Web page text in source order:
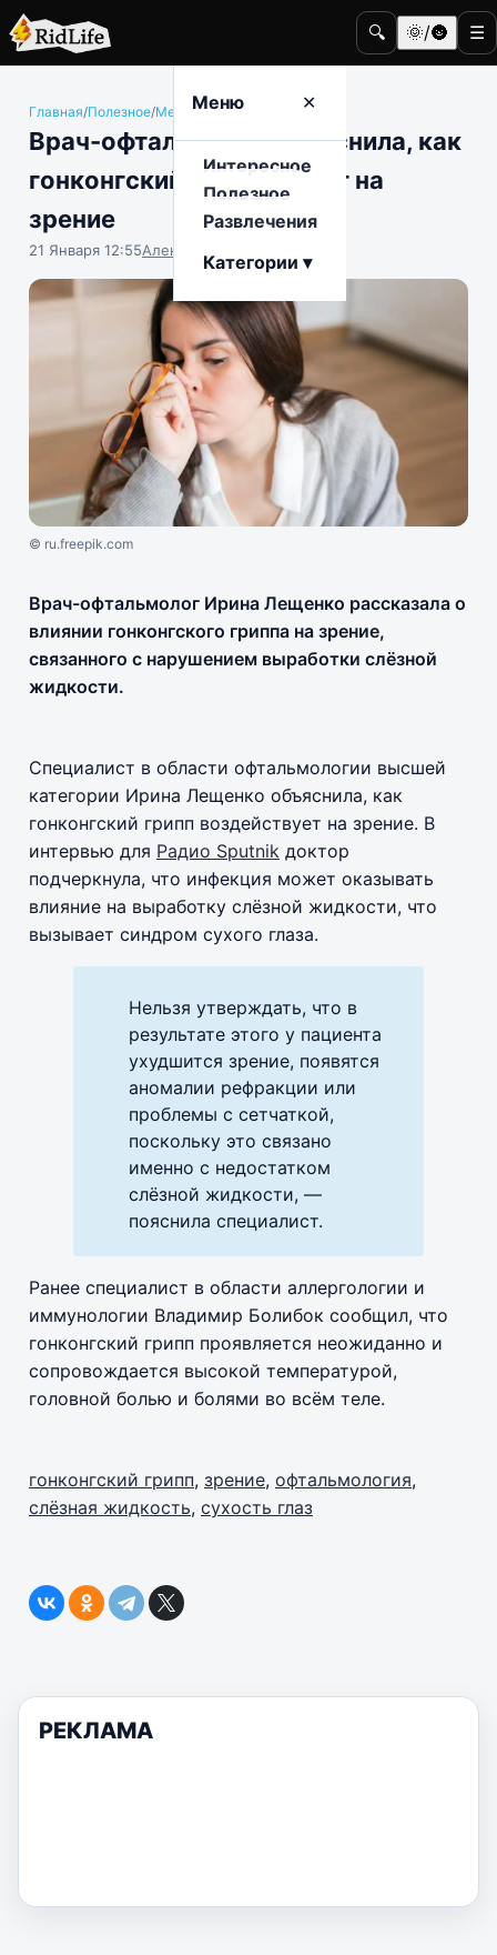
🔍 🌞/🌚 ☰
Меню ✕
Интересное
Полезное
Развлечения
Категории ▾
Главная/Полезное/Медицина и здоровье
Врач-офтальмолог объяснила, как
гонконгский грипп влияет на
зрение
21 Января 12:55Алена Антонова
© ru.freepik.com
Врач-офтальмолог Ирина Лещенко рассказала о
влиянии гонконгского гриппа на зрение,
связанного с нарушением выработки слёзной
жидкости.
Специалист в области офтальмологии высшей
категории Ирина Лещенко объяснила, как
гонконгский грипп воздействует на зрение. В
интервью для Радио Sputnik доктор
подчеркнула, что инфекция может оказывать
влияние на выработку слёзной жидкости, что
вызывает синдром сухого глаза.
Нельзя утверждать, что в
результате этого у пациента
ухудшится зрение, появятся
аномалии рефракции или
проблемы с сетчаткой,
поскольку это связано
именно с недостатком
слёзной жидкости, —
пояснила специалист.
Ранее специалист в области аллергологии и
иммунологии Владимир Болибок сообщил, что
гонконгский грипп проявляется неожиданно и
сопровождается высокой температурой,
головной болью и болями во всём теле.
гонконгский грипп, зрение, офтальмология,
слёзная жидкость, сухость глаз
РЕКЛАМА